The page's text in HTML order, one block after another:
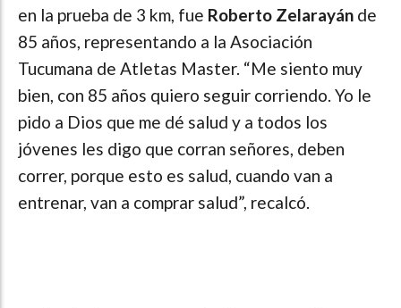
en la prueba de 3 km, fue Roberto Zelarayán de
85 años, representando a la Asociación
Tucumana de Atletas Master. “Me siento muy
bien, con 85 años quiero seguir corriendo. Yo le
pido a Dios que me dé salud y a todos los
jóvenes les digo que corran señores, deben
correr, porque esto es salud, cuando van a
entrenar, van a comprar salud”, recalcó.